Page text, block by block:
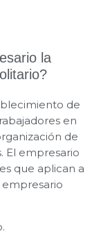
la
de
en
de
El empresario
que aplican a
empresario